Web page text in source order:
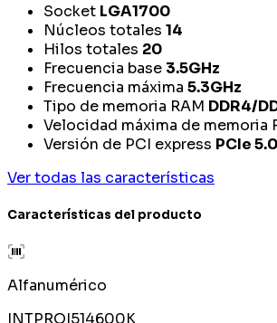
Socket LGA1700
Núcleos totales 14
Hilos totales 20
Frecuencia base 3.5GHz
Frecuencia máxima 5.3GHz
Tipo de memoria RAM DDR4/
Velocidad máxima de memoria
Versión de PCI express PCIe 5.0
Ver todas las características
Características del producto
Alfanumérico
INTPROI514600K